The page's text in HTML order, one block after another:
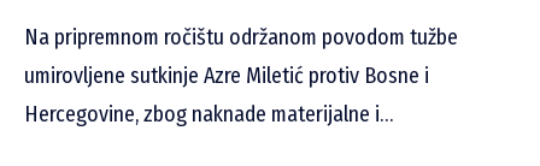
Na pripremnom ročištu održanom povodom tužbe
umirovljene sutkinje Azre Miletić protiv Bosne i
Hercegovine, zbog naknade materijalne i…